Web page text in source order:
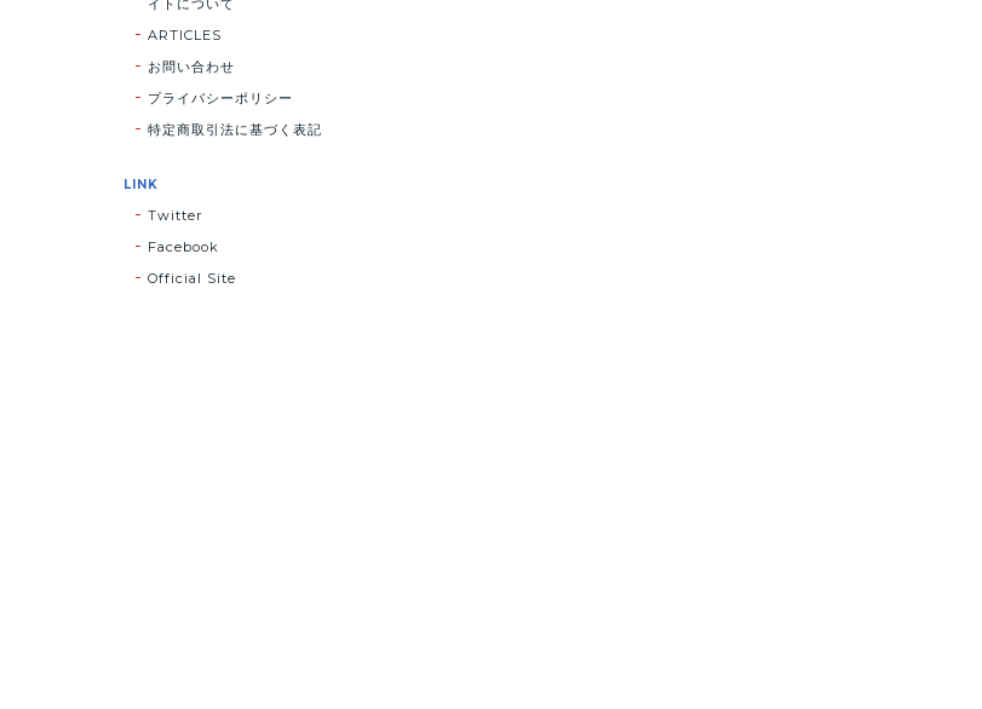
ARTICLES
お問い合わせ
プライバシーポリシー
特定商取引法に基づく表記
LINK
Twitter
Facebook
Official Site